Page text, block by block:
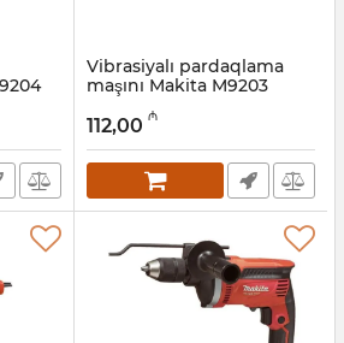
Vibrasiyalı pardaqlama
maşını Makita M9203
004001123
112,00 ₼